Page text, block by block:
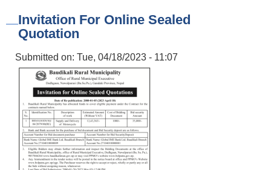
Invitation For Online Sealed
Quotation
Submitted on: Tue, 04/18/2023 - 11:07